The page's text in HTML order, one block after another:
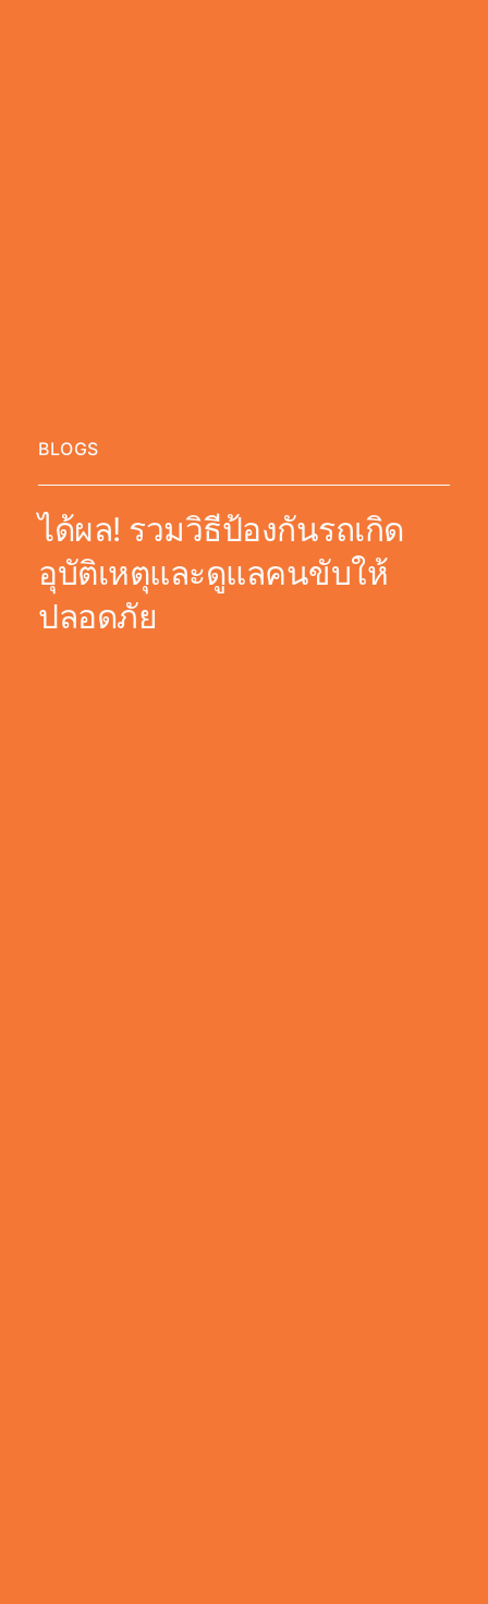
BLOGS
ได้ผล! รวมวิธีป้องกันรถเกิด
อุบัติเหตุและดูแลคนขับให้
ปลอดภัย